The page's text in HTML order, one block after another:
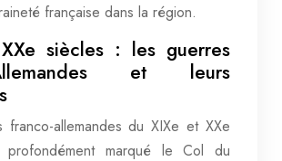
française dans la région.
siècles : les guerres
Allemandes et leurs
franco-allemandes du XIXe et XXe
profondément marqué le Col du